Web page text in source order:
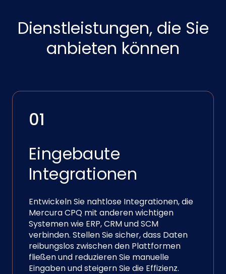
Dienstleistungen, die Sie
anbieten können
01
Eingebaute
Integrationen
Entwickeln Sie nahtlose Integrationen, die
Mercura CPQ mit anderen wichtigen
Systemen wie ERP, CRM und SCM
verbinden. Stellen Sie sicher, dass Daten
reibungslos zwischen den Plattformen
fließen und reduzieren Sie manuelle
Eingaben und steigern Sie die Effizienz.